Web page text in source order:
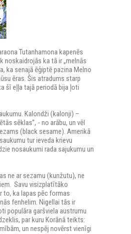
Tutanhamona kapenēs
noskaidrojās ka tā ir „melnās
ka senajā ēģiptē pazina Melno
ēras. Šis atradums starp
šī eļļa tajā periodā bija ļoti
Kalondži (kalonji) –
sēklas”, - no arābu, un vēl
(black sesame). Amerikā
tur ieveda krievu
nosaukumi rada sajukumu un
ne ar sezamu (kunžutu), ne
Savu visizplatītāko
to, ka lapas pēc formas
fenhelim. Nigellai tās ir
populāra garšviela austrumu
par kuru Korānā teikts:
un nespēj novērst vienīgi